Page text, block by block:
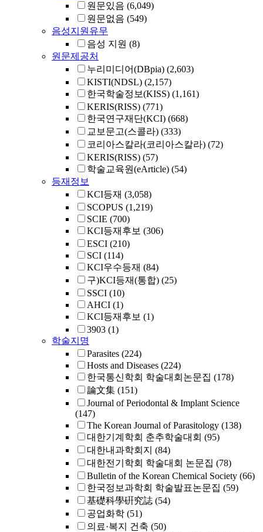
원문있음 (6,049)
원문없음 (549)
음성지원유무
음성 지원 (8)
원문제공처
누리미디어(DBpia) (2,603)
KISTI(NDSL) (2,157)
한국학술정보(KISS) (1,161)
KERIS(RISS) (771)
한국연구재단(KCI) (668)
교보문고(스콜라) (333)
코리아스칼라(코리아스칼라) (72)
KERIS(RISS) (57)
학술교육원(eArticle) (54)
등재정보
KCI등재 (3,058)
SCOPUS (1,219)
SCIE (700)
KCI등재후보 (306)
ESCI (210)
SCI (114)
KCI우수등재 (84)
구)KCI등재(통합) (25)
SSCI (10)
AHCI (1)
KCI등재후보 (1)
3903 (1)
학술지명
Parasites (224)
Hosts and Diseases (224)
한국통신학회 학술대회논문집 (178)
論文集 (151)
Journal of Periodontal & Implant Science
(147)
The Korean Journal of Parasitology (138)
대한기계학회 춘추학술대회 (95)
대한내과학회지 (84)
대한전기학회 학술대회 논문집 (78)
Bulletin of the Korean Chemical Society (66)
한국정보과학회 학술발표논문집 (59)
基礎科學硏究誌 (54)
공업화학 (51)
의료·복지 건축 (50)